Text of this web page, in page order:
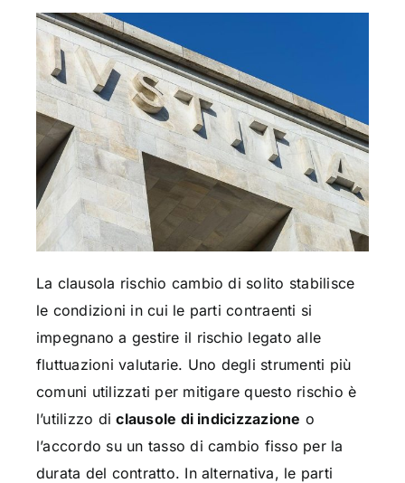
La clausola rischio cambio di solito stabilisce
le condizioni in cui le parti contraenti si
impegnano a gestire il rischio legato alle
fluttuazioni valutarie. Uno degli strumenti più
comuni utilizzati per mitigare questo rischio è
l’utilizzo diclausole di indicizzazione o
l’accordo su un tasso di cambio fisso per la
durata del contratto. In alternativa, le parti